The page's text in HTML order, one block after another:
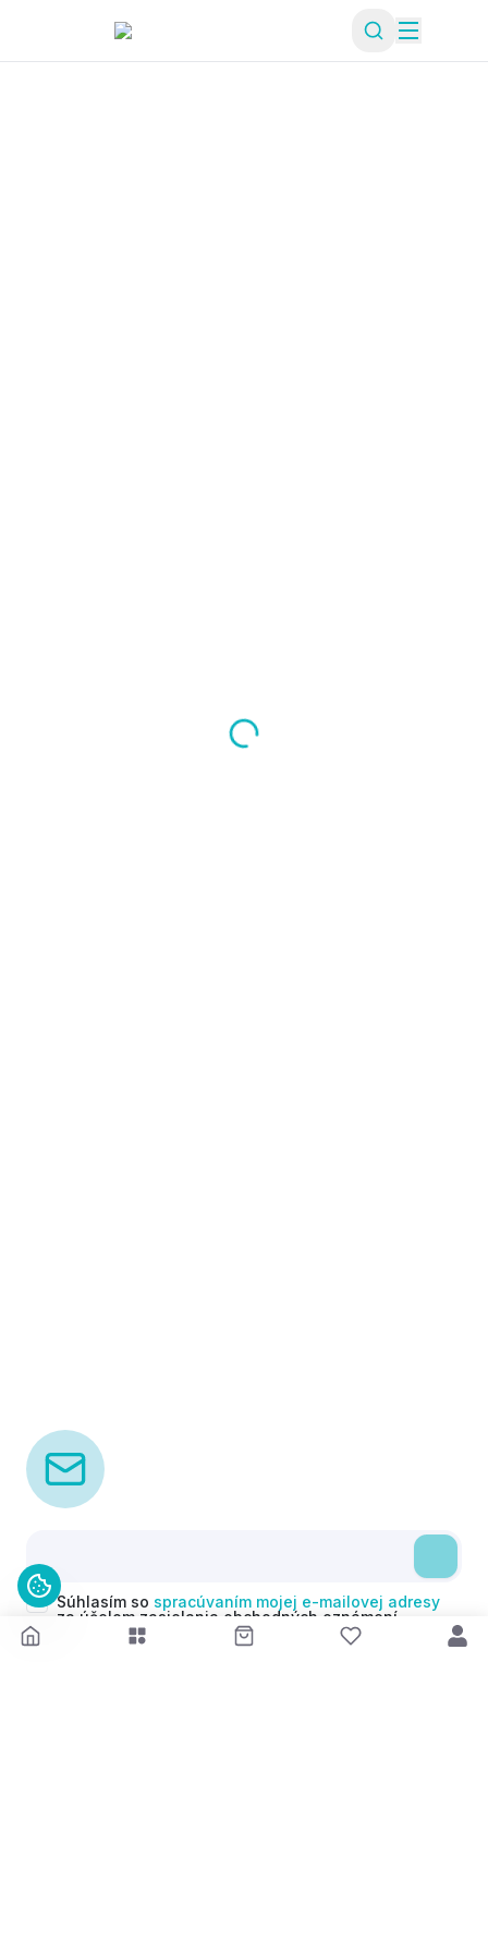
Súhlasím so spracúvaním mojej e-mailovej adresy
za účelom zasielania obchodných oznámení
(newsletterov) v súlade s čl. 6 ods. 1 písm. a)
Nariadenia GDPR. Svoj súhlas môžem kedykoľvek